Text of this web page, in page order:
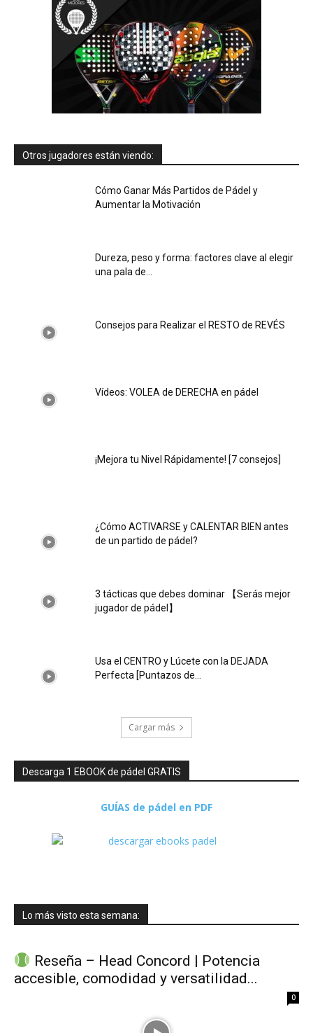
Otros jugadores están viendo:
Cómo Ganar Más Partidos de Pádel y
Aumentar la Motivación
Dureza, peso y forma: factores clave al elegir
una pala de…
Consejos para Realizar el RESTO de REVÉS
Vídeos: VOLEA de DERECHA en pádel
¡Mejora tu Nivel Rápidamente! [7 consejos]
¿Cómo ACTIVARSE y CALENTAR BIEN antes
de un partido de pádel?
3 tácticas que debes dominar 【Serás mejor
jugador de pádel】
Usa el CENTRO y Lúcete con la DEJADA
Perfecta [Puntazos de…
Cargar más
Descarga 1 EBOOK de pádel GRATIS
GUÍAS de pádel en PDF
Lo más visto esta semana:
Reseña – Head Concord | Potencia
accesible, comodidad y versatilidad...
0